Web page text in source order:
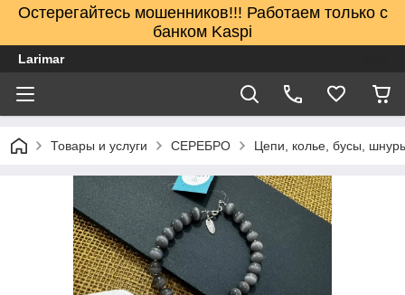
Остерегайтесь мошенников!!! Работаем только с
банком Kaspi
Larimar
Товары и услуги СЕРЕБРО Цепи, колье, бусы,